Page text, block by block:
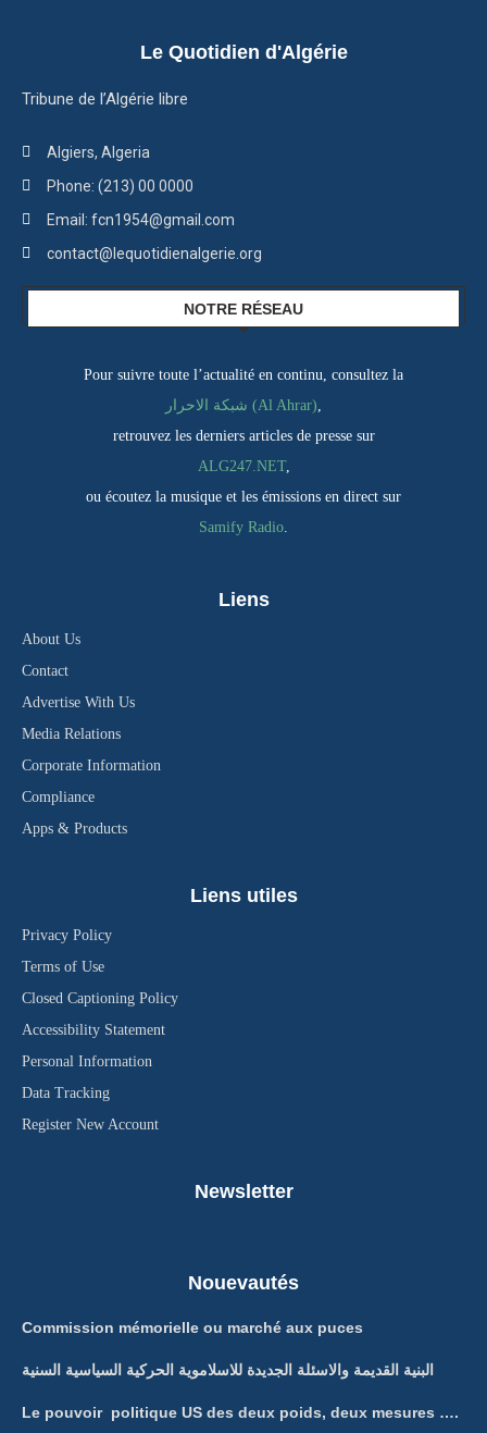
Le Quotidien d'Algérie
Tribune de l’Algérie libre
Algiers, Algeria
Phone: (213) 00 0000
Email: fcn1954@gmail.com
contact@lequotidienalgerie.org
NOTRE RÉSEAU
Pour suivre toute l’actualité en continu, consultez la
شبكة الاحرار (Al Ahrar),
retrouvez les derniers articles de presse sur
ALG247.NET,
ou écoutez la musique et les émissions en direct sur
Samify Radio.
Liens
About Us
Contact
Advertise With Us
Media Relations
Corporate Information
Compliance
Apps & Products
Liens utiles
Privacy Policy
Terms of Use
Closed Captioning Policy
Accessibility Statement
Personal Information
Data Tracking
Register New Account
Newsletter
Nouevautés
Commission mémorielle ou marché aux puces
البنية القديمة والاسئلة الجديدة للاسلاموية الحركية السياسية السنية
Le pouvoir politique US des deux poids, deux mesures ….